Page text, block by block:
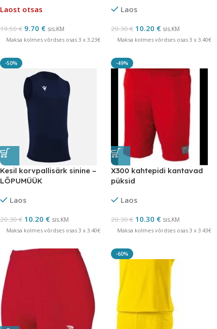
Laost otsas
19.50€ 9.70 € sis.KM
Maksa kolmes võrdses osas 3 x 3.23€
Laos
20.30€ 10.20 € sis.KM
Maksa kolmes võrdses osas 3 x 3.40€
-50%
Kesil korvpallisärk sinine –
LÕPUMÜÜK
Laos
20.30€ 10.20 € sis.KM
Maksa kolmes võrdses osas 3 x 3.40€
-49%
X300 kahtepidi kantavad
püksid
Laos
20.30€ 10.30 € sis.KM
Maksa kolmes võrdses osas 3 x 3.43€
-60%